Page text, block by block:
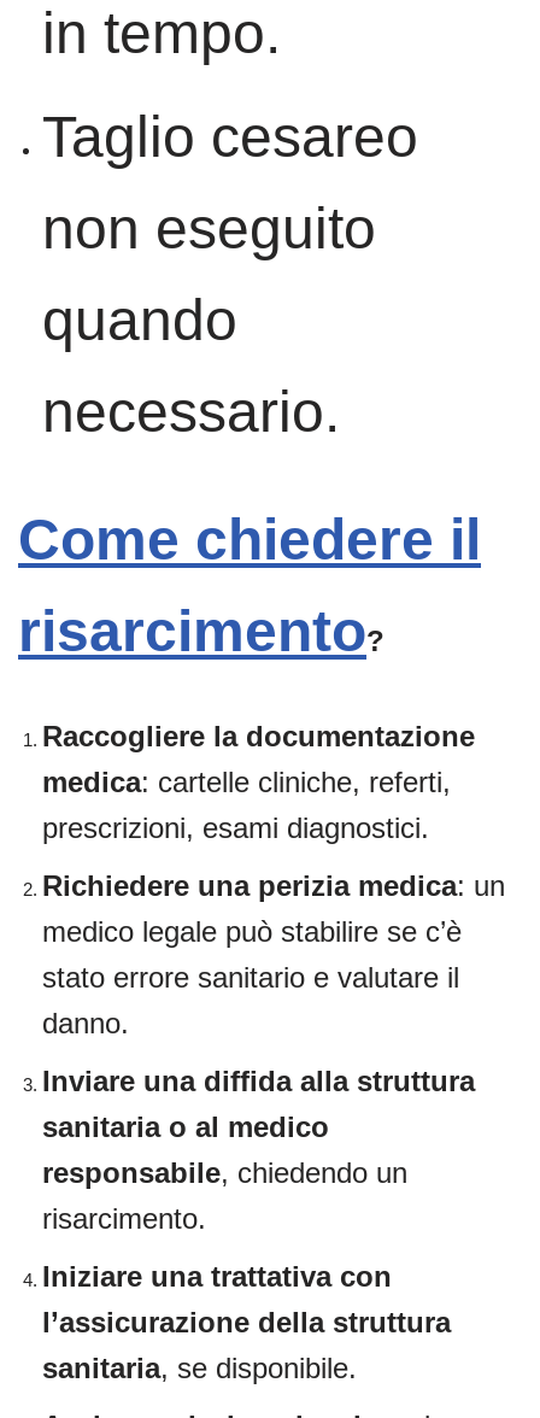
in tempo.
Taglio cesareo
non eseguito
quando
necessario.
Come chiedere il
risarcimento?
Raccogliere la documentazione
medica: cartelle cliniche, referti,
prescrizioni, esami diagnostici.
Richiedere una perizia medica: un
medico legale può stabilire se c’è
stato errore sanitario e valutare il
danno.
Inviare una diffida alla struttura
sanitaria o al medico
responsabile, chiedendo un
risarcimento.
Iniziare una trattativa con
l’assicurazione della struttura
sanitaria, se disponibile.